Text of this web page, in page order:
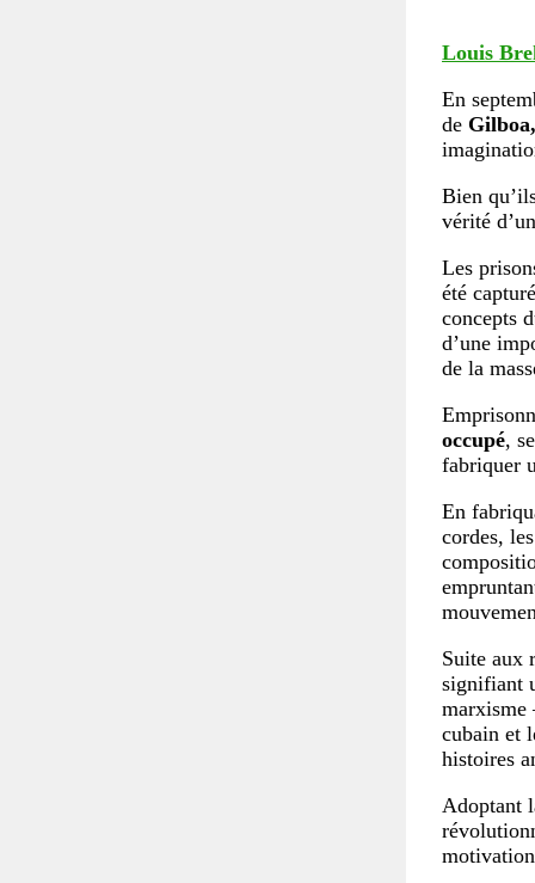
Louis
En
de Gilboa,
Bien
vérité
Les
été
concepts
d’une
de la
occupé,
fabriquer
En
cordes,
Suite aux
signifiant
marxisme
cubain et
histoires
Adoptant